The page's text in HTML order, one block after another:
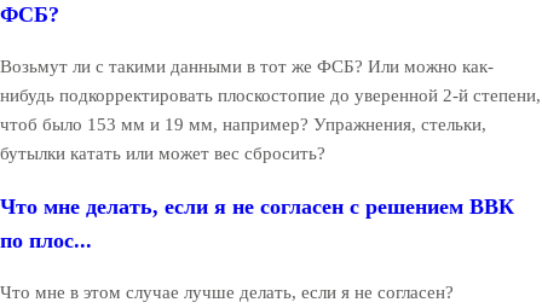
ФСБ?
Возьмут ли с такими данными в тот же ФСБ? Или можно как-
нибудь подкорректировать плоскостопие до уверенной 2-й степени,
чтоб было 153 мм и 19 мм, например? Упражнения, стельки,
бутылки катать или может вес сбросить?
Что мне делать, если я не согласен с решением ВВК
по плос...
Что мне в этом случае лучше делать, если я не согласен?